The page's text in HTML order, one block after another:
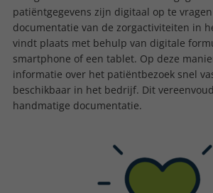
patiëntgegevens zijn digitaal op te
documentatie van de zorgactiviteiten in
vindt plaats met behulp van digitale
smartphone of een tablet. Op deze
informatie over het patiëntbezoek snel
beschikbaar in het bedrijf. Dit
handmatige documentatie.